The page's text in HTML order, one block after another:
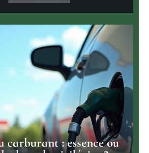
carburant : essence ou